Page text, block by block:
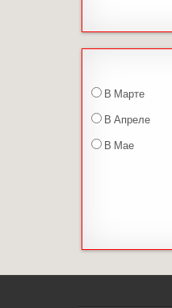
В Марте
В Апреле
В Мае